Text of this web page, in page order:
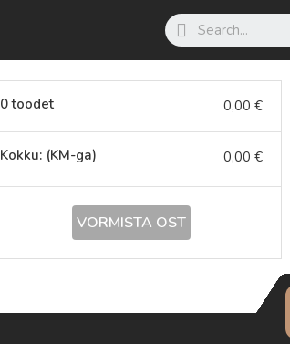
0 toodet 0,00 €
Kokku: (KM-ga) 0,00 €
VORMISTA OST